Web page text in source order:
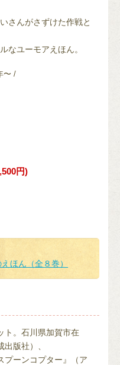
さんがさずけた作戦と
なユーモアえほん。
〜 /
円)
ほん（全８巻）
ト。石川県加賀市在
版社）、
プーンコプター』（ア